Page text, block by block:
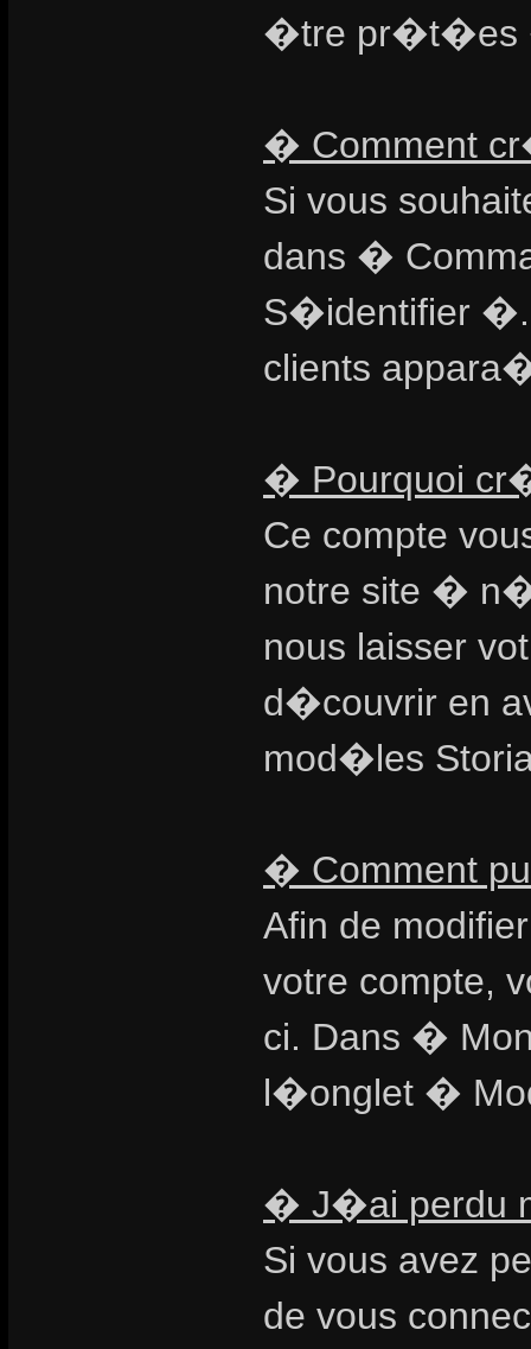
�tre pr�t�es
� Comment
Si vous
dans �
S�identifier �.
clients
� Pourquoi
Ce compte
notre site �
nous laisser
d�couvrir en
mod�les
� Comment
Afin de
votre compte,
ci. Dans �
l�onglet �
� J�ai perdu
Si vous avez
de vous